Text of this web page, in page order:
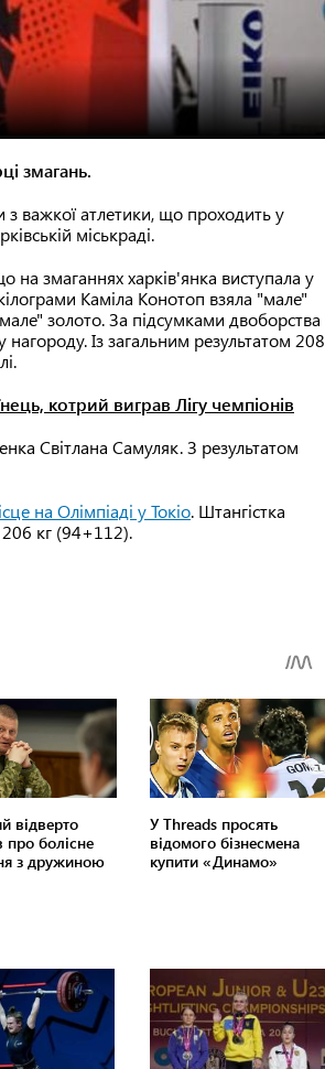
змагань.
з важкої атлетики, що проходить у
міськраді.
на змаганнях харків'янка виступала у
Каміла Конотоп взяла "мале"
золото. За підсумками двоборства
Із загальним результатом 208
котрий виграв Лігу чемпіонів
Світлана Самуляк. З результатом
на Олімпіаді у Токіо. Штангістка
206 кг (94+112).